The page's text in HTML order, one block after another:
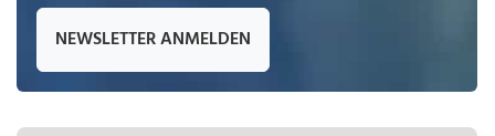
NEWSLETTER ANMELDEN